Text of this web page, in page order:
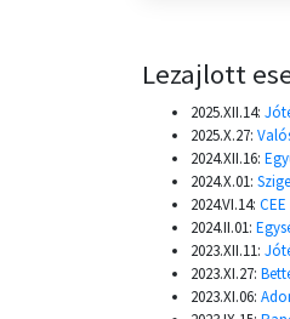
Lezajlott
2025.XII.14:
2025.X.27:
2024.XII.16:
2024.X.01:
2024.VI.14:
2024.II.01:
2023.XII.11:
2023.XI.27:
2023.XI.06: